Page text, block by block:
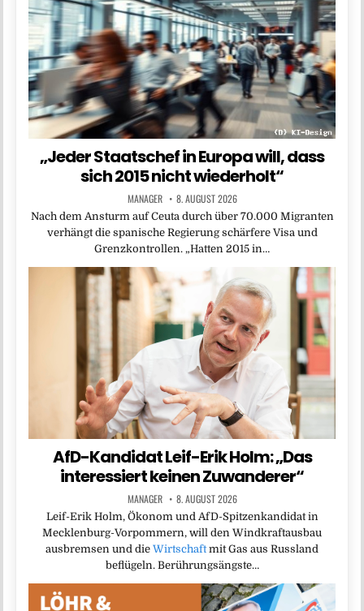
„Jeder Staatschef in Europa will, dass
sich 2015 nicht wiederholt“
MANAGER 8. AUGUST 2026
Nach dem Ansturm auf Ceuta durch über 70.000 Migranten
verhängt die spanische Regierung schärfere Visa und
Grenzkontrollen. „Hatten 2015 in…
AfD-Kandidat Leif-Erik Holm: „Das
interessiert keinen Zuwanderer“
MANAGER 8. AUGUST 2026
Leif-Erik Holm, Ökonom und AfD-Spitzenkandidat in
Mecklenburg-Vorpommern, will den Windkraftausbau
ausbremsen und die Wirtschaftmit Gas aus Russland
beflügeln. Berührungsängste…